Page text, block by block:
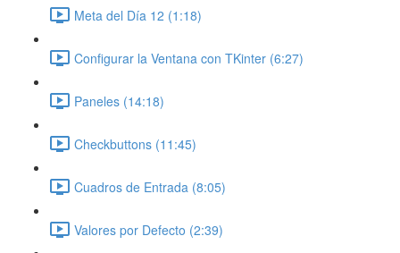
Meta del Día 12 (1:18)
Configurar la Ventana con TKinter (6:27)
Paneles (14:18)
Checkbuttons (11:45)
Cuadros de Entrada (8:05)
Valores por Defecto (2:39)